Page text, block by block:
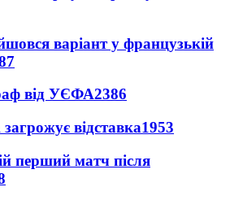
варіант у французькій
від УЄФА2386
відставка1953
перший матч після